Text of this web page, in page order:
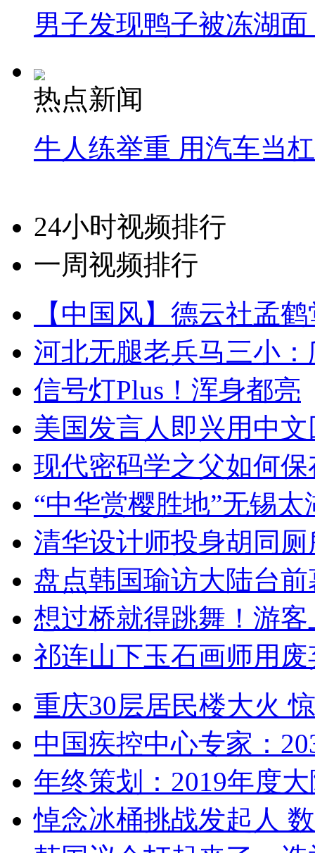
男子发现鸭子被冻湖
热点新闻
牛人练举重 用汽车当
24小时视频排行
一周视频排行
【中国风】德云社孟
河北无腿老兵马三小
信号灯Plus！浑身都亮
美国发言人即兴用中
现代密码学之父如何
“中华赏樱胜地”无锡
清华设计师投身胡同
盘点韩国瑜访大陆台
想过桥就得跳舞！游客
祁连山下玉石画师用
重庆30层居民楼大火
中国疾控中心专家：
年终策划：2019年度
悼念冰桶挑战发起人